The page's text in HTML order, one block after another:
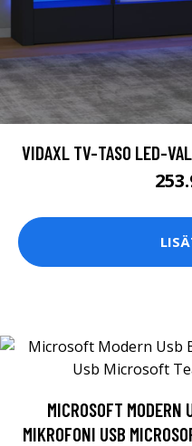
VIDAXL TV-TASO LED-
MICROSOFT MODERN
MIKROFONI USB